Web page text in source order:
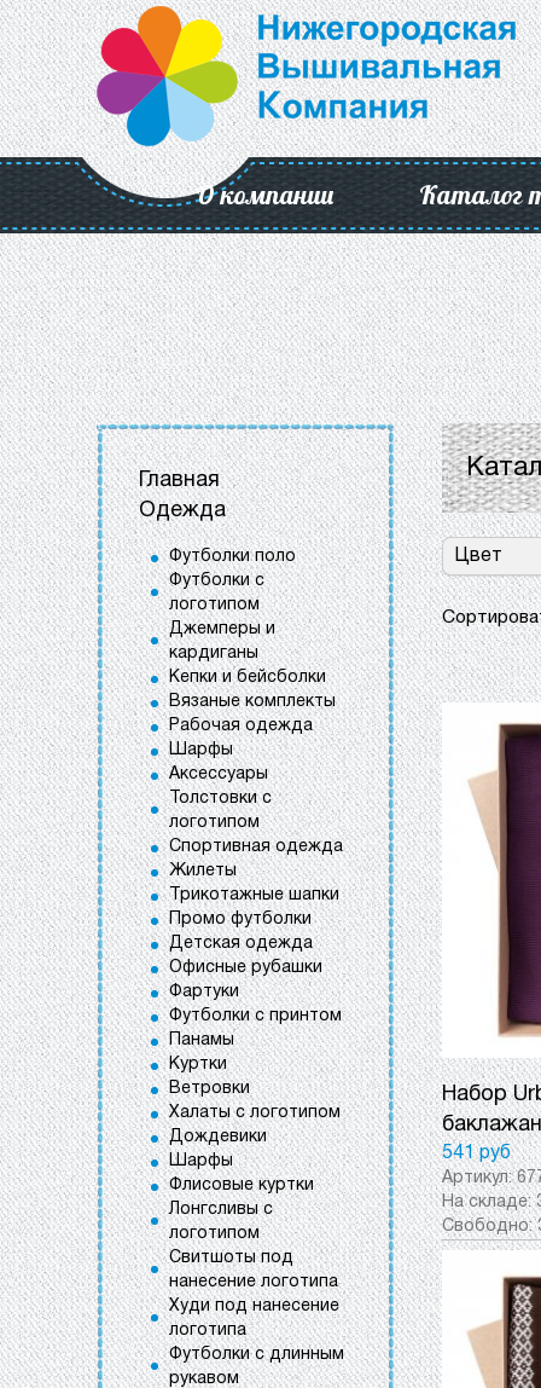
О компании Каталог
Главная
Одежда
Футболки поло
Футболки с
логотипом
Джемперы и
кардиганы
Кепки и бейсболки
Вязаные комплекты
Рабочая одежда
Шарфы
Аксессуары
Толстовки с
логотипом
Спортивная одежда
Жилеты
Трикотажные шапки
Промо футболки
Детская одежда
Офисные рубашки
Фартуки
Футболки с принтом
Панамы
Куртки
Ветровки
Халаты с логотипом
Дождевики
Шарфы
Флисовые куртки
Лонгсливы с
логотипом
Свитшоты под
нанесение логотипа
Худи под нанесение
логотипа
Футболки с длинным
рукавом
Цвет
Набор
541 руб
Артикул:
На складе:
Свободно: